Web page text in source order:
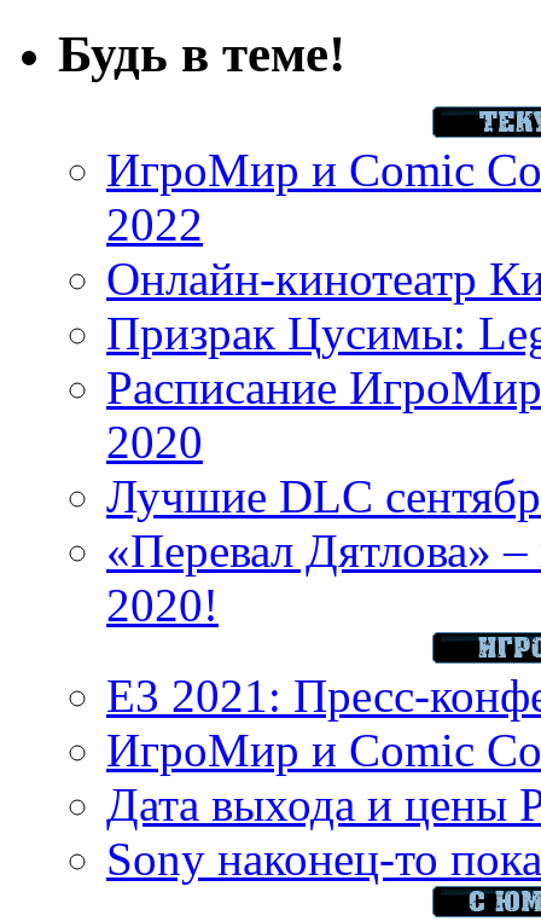
Будь в теме!
ИгроМир и Comic
2022
Онлайн-кинотеатр
Призрак Цусимы:
Расписание
2020
Лучшие DLC
«Перевал Дятлова»
2020!
E3 2021: Пресс-
ИгроМир и Comic
Дата выхода и цены
Sony наконец-то